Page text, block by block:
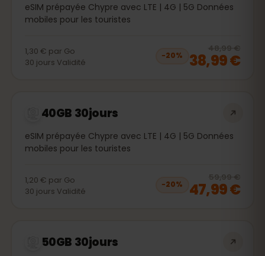
eSIM prépayée Chypre avec LTE | 4G | 5G Données
mobiles pour les touristes
1,30 € par Go
30 jours Validité
−20%
48,99 €
38,99 €
40GB 30jours
eSIM prépayée Chypre avec LTE | 4G | 5G Données
mobiles pour les touristes
1,20 € par Go
30 jours Validité
−20%
59,99 €
47,99 €
50GB 30jours